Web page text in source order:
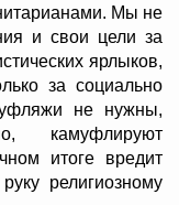
Мы не
и свои цели за
ярлыков,
за социально
не нужны,
камуфлируют
итоге вредит
религиозному